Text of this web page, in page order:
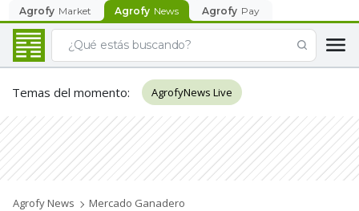
Agrofy Market Agrofy News Agrofy Pay
Temas del momento: AgrofyNews Live
Agrofy News Mercado Ganadero